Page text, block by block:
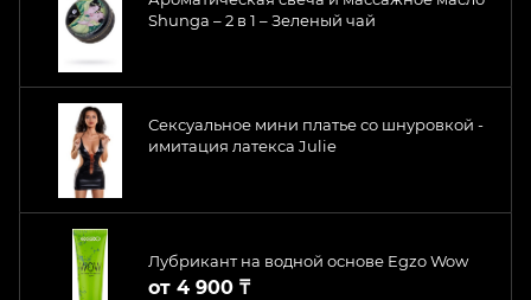
Shunga – 2 в 1 – Зеленый чай
Сексуальное мини платье со шнуровкой -
имитация латекса Julie
Лубрикант на водной основе Egzo Wow
от 4 900 ₸